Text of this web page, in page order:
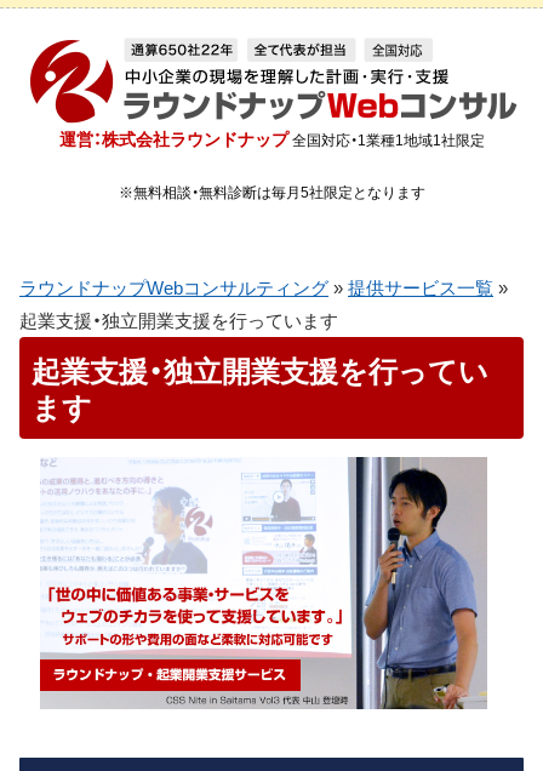
運営：株式会社ラウンドナップ 全国対応・1業種1地域1社限定
※無料相談・無料診断は毎月5社限定となります
ラウンドナップWebコンサルティング » 提供サービス一覧 »
起業支援・独立開業支援を行っています
起業支援・独立開業支援を行ってい
ます